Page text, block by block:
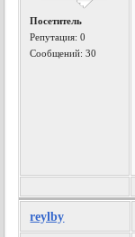
Посетитель
Репутация:0
Сообщений: 30
reylby